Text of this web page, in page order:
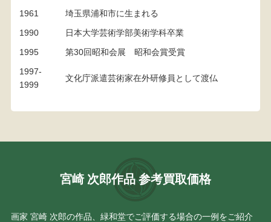
1961
埼玉県浦和市に生まれる
1990
日本大学芸術学部美術学科卒業
1995
第30回昭和会展 昭和会賞受賞
1997‐
1999
文化庁派遣芸術家在外研修員として渡仏
宮崎 次郎作品 参考買取価格
画家 宮崎 次郎の作品、緑和堂でご評価する場合の一例をご紹介